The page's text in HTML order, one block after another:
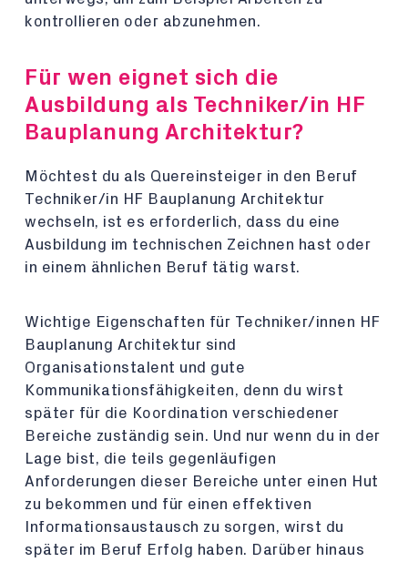
kontrollieren oder abzunehmen.
Für wen eignet sich die
Ausbildung als Techniker/in HF
Bauplanung Architektur?
Möchtest du als Quereinsteiger in den Beruf
Techniker/in HF Bauplanung Architektur
wechseln, ist es erforderlich, dass du eine
Ausbildung im technischen Zeichnen hast oder
in einem ähnlichen Beruf tätig warst.
Wichtige Eigenschaften für Techniker/innen HF
Bauplanung Architektur sind
Organisationstalent und gute
Kommunikationsfähigkeiten, denn du wirst
später für die Koordination verschiedener
Bereiche zuständig sein. Und nur wenn du in der
Lage bist, die teils gegenläufigen
Anforderungen dieser Bereiche unter einen Hut
zu bekommen und für einen effektiven
Informationsaustausch zu sorgen, wirst du
später im Beruf Erfolg haben. Darüber hinaus